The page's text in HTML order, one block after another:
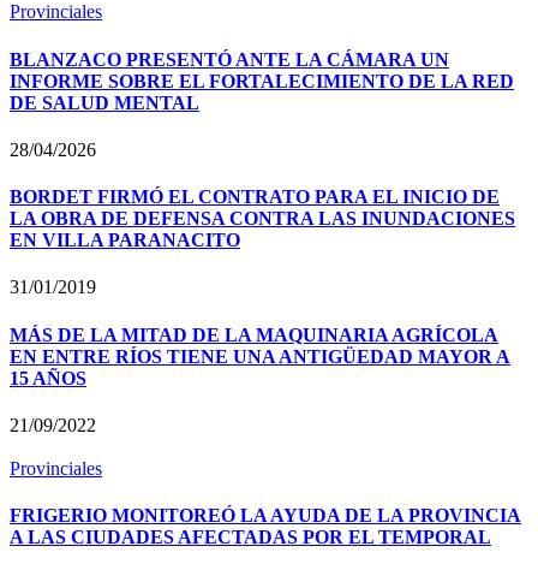
Provinciales
BLANZACO PRESENTÓ ANTE LA CÁMARA UN
INFORME SOBRE EL FORTALECIMIENTO DE LA RED
DE SALUD MENTAL
28/04/2026
BORDET FIRMÓ EL CONTRATO PARA EL INICIO DE
LA OBRA DE DEFENSA CONTRA LAS INUNDACIONES
EN VILLA PARANACITO
31/01/2019
MÁS DE LA MITAD DE LA MAQUINARIA AGRÍCOLA
EN ENTRE RÍOS TIENE UNA ANTIGÜEDAD MAYOR A
15 AÑOS
21/09/2022
Provinciales
FRIGERIO MONITOREÓ LA AYUDA DE LA PROVINCIA
A LAS CIUDADES AFECTADAS POR EL TEMPORAL